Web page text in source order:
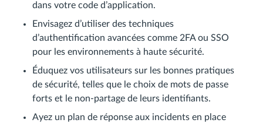
dans votre code d’application.
Envisagez d’utiliser des techniques
d’authentification avancées comme 2FA ou SSO
pour les environnements à haute sécurité.
Éduquez vos utilisateurs sur les bonnes pratiques
de sécurité, telles que le choix de mots de passe
forts et le non-partage de leurs identifiants.
Ayez un plan de réponse aux incidents en place